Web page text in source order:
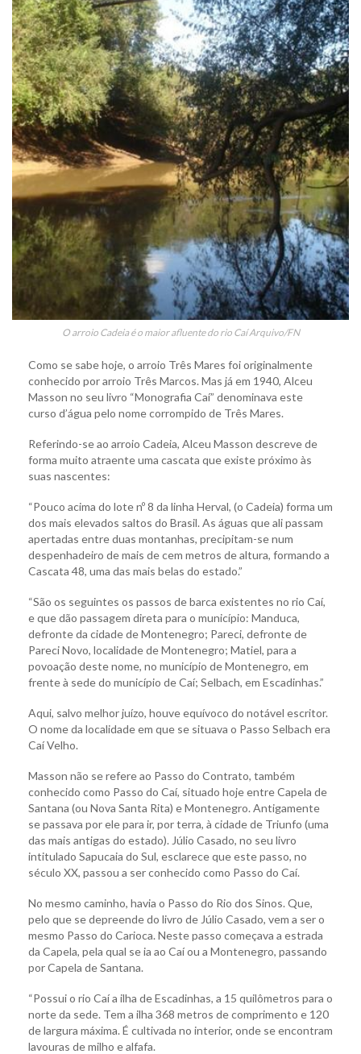
O arroio Cadeia é o maior afluente do rio Caí Arquivo/FN
Como se sabe hoje, o arroio Três Mares foi originalmente
conhecido por arroio Três Marcos. Mas já em 1940, Alceu
Masson no seu livro “Monografia Caí” denominava este
curso d’água pelo nome corrompido de Três Mares.
Referindo-se ao arroio Cadeia, Alceu Masson descreve de
forma muito atraente uma cascata que existe próximo às
suas nascentes:
“Pouco acima do lote nº 8 da linha Herval, (o Cadeia) forma um
dos mais elevados saltos do Brasil. As águas que ali passam
apertadas entre duas montanhas, precipitam-se num
despenhadeiro de mais de cem metros de altura, formando a
Cascata 48, uma das mais belas do estado.”
“São os seguintes os passos de barca existentes no rio Caí,
e que dão passagem direta para o município: Manduca,
defronte da cidade de Montenegro; Pareci, defronte de
Pareci Novo, localidade de Montenegro; Matiel, para a
povoação deste nome, no município de Montenegro, em
frente à sede do município de Caí; Selbach, em Escadinhas.”
Aqui, salvo melhor juízo, houve equívoco do notável escritor.
O nome da localidade em que se situava o Passo Selbach era
Caí Velho.
Masson não se refere ao Passo do Contrato, também
conhecido como Passo do Caí, situado hoje entre Capela de
Santana (ou Nova Santa Rita) e Montenegro. Antigamente
se passava por ele para ir, por terra, à cidade de Triunfo (uma
das mais antigas do estado). Júlio Casado, no seu livro
intitulado Sapucaia do Sul, esclarece que este passo, no
século XX, passou a ser conhecido como Passo do Caí.
No mesmo caminho, havia o Passo do Rio dos Sinos. Que,
pelo que se depreende do livro de Júlio Casado, vem a ser o
mesmo Passo do Carioca. Neste passo começava a estrada
da Capela, pela qual se ia ao Caí ou a Montenegro, passando
por Capela de Santana.
“Possui o rio Caí a ilha de Escadinhas, a 15 quilômetros para o
norte da sede. Tem a ilha 368 metros de comprimento e 120
de largura máxima. É cultivada no interior, onde se encontram
lavouras de milho e alfafa.